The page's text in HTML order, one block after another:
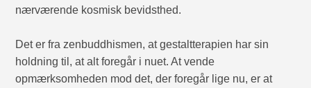
nærværende kosmisk bevidsthed.
Det er fra zenbuddhismen, at gestaltterapien har sin
holdning til, at alt foregår i nuet. At vende
opmærksomheden mod det, der foregår lige nu, er at